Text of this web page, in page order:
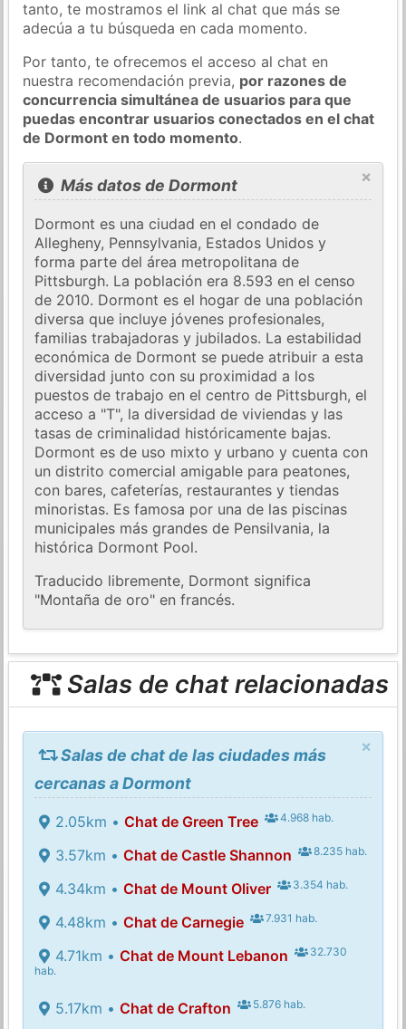
tanto, te mostramos el link al chat que más se
adecúa a tu búsqueda en cada momento.
Por tanto, te ofrecemos el acceso al chat en
nuestra recomendación previa, por razones de
concurrencia simultánea de usuarios para que
puedas encontrar usuarios conectados en el chat
de Dormont en todo momento.
×
Más datos de Dormont
Dormont es una ciudad en el condado de
Allegheny, Pennsylvania, Estados Unidos y
forma parte del área metropolitana de
Pittsburgh. La población era 8.593 en el censo
de 2010. Dormont es el hogar de una población
diversa que incluye jóvenes profesionales,
familias trabajadoras y jubilados. La estabilidad
económica de Dormont se puede atribuir a esta
diversidad junto con su proximidad a los
puestos de trabajo en el centro de Pittsburgh, el
acceso a "T", la diversidad de viviendas y las
tasas de criminalidad históricamente bajas.
Dormont es de uso mixto y urbano y cuenta con
un distrito comercial amigable para peatones,
con bares, cafeterías, restaurantes y tiendas
minoristas. Es famosa por una de las piscinas
municipales más grandes de Pensilvania, la
histórica Dormont Pool.
Traducido libremente, Dormont significa
"Montaña de oro" en francés.
Salas de chat relacionadas
×
Salas de chat de las ciudades más
cercanas a Dormont
2.05km • Chat de Green Tree 4.968 hab.
3.57km • Chat de Castle Shannon 8.235 hab.
4.34km • Chat de Mount Oliver 3.354 hab.
4.48km • Chat de Carnegie 7.931 hab.
4.71km • Chat de Mount Lebanon
32.730
hab.
5.17km • Chat de Crafton 5.876 hab.